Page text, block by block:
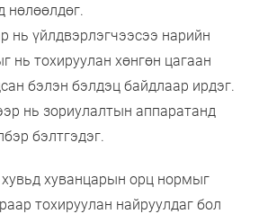
нөлөөлдөг.
нь үйлдвэрлэгчээсээ нарийн
нь тохируулан хөнгөн цагаан
бэлэн бэлдэц байдлаар ирдэг.
нь зориулалтын аппаратанд
бэлтгэдэг.
хуванцарын орц нормыг
тохируулан найруулдаг бол